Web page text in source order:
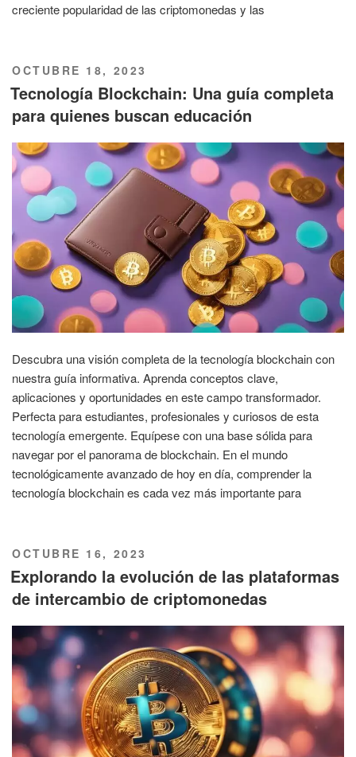
creciente popularidad de las criptomonedas y las
PUBLICADO
EL
OCTUBRE 18, 2023
Tecnología Blockchain: Una guía completa
para quienes buscan educación
Descubra una visión completa de la tecnología blockchain con
nuestra guía informativa. Aprenda conceptos clave,
aplicaciones y oportunidades en este campo transformador.
Perfecta para estudiantes, profesionales y curiosos de esta
tecnología emergente. Equípese con una base sólida para
navegar por el panorama de blockchain. En el mundo
tecnológicamente avanzado de hoy en día, comprender la
tecnología blockchain es cada vez más importante para
PUBLICADO
EL
OCTUBRE 16, 2023
Explorando la evolución de las plataformas
de intercambio de criptomonedas